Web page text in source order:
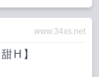
然闯进她的生活...
www.34xs.net
H】